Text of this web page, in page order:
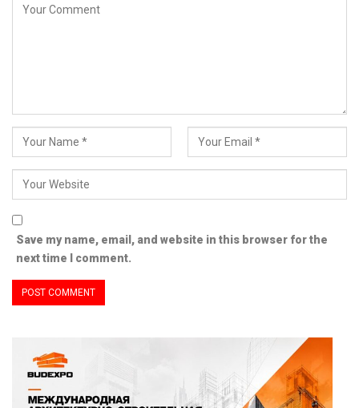
Save my name, email, and website in this browser for the
next time I comment.